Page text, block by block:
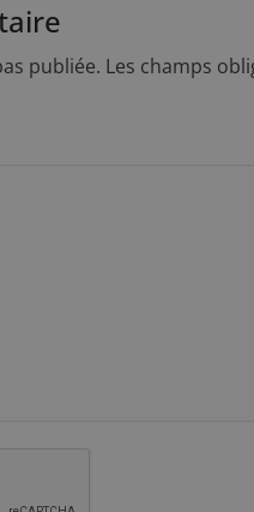
publiée. Les champs